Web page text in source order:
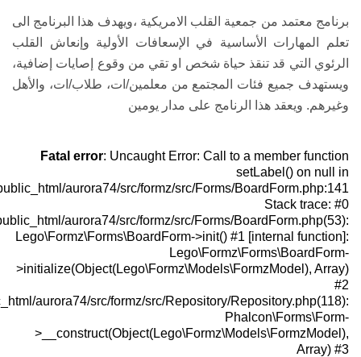
هذا البرنامج الى
وإنعاش القلب
إصايات إضافية،
طلاب/ات، والأهل
Fatal error:
/home/juzoor123/public_html/
/home/juzoor123/public_html/
/home/juzoor123/public_html/aurora74/src/